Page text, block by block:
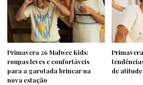
Primavera 26 Malwee Kids:
roupas leves e confortáveis
para a garotada brincar na
nova estação
de